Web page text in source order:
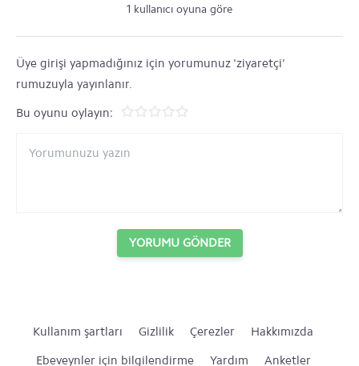
1 kullanıcı oyuna göre
Üye girişi yapmadığınız için yorumunuz 'ziyaretçi'
rumuzuyla yayınlanır.
Bu oyunu oylayın:
YORUMU GÖNDER
Kullanım şartları Gizlilik Çerezler
Hakkımızda
Ebeveynler için bilgilendirme
Yardım Anketler